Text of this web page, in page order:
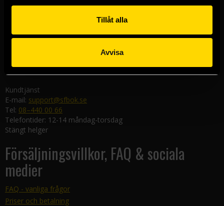
Tillåt alla
Avvisa
Malmöbutiken
582 19 Linköping
Kundtjänst
E-mail: support@sfbok.se
Tel: 08–440 00 66
Telefontider: 12-14 måndag-torsdag
Stängt helger
Försäljningsvillkor, FAQ & sociala
medier
FAQ - vanliga frågor
Priser och betalning